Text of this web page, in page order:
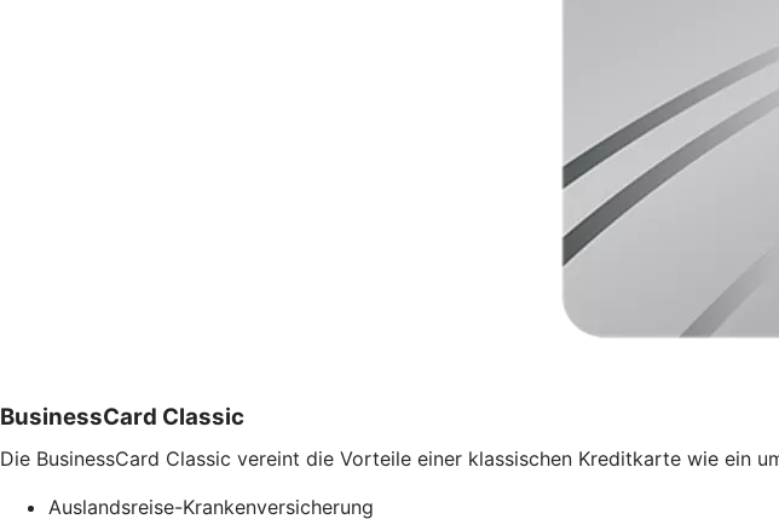
BusinessCard Classic
Die BusinessCard Classic vereint die Vorteile einer klassischen Kreditkarte wie ein
Auslandsreise-Krankenversicherung